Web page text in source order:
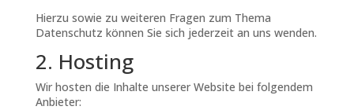
Hierzu sowie zu weiteren Fragen zum Thema
Datenschutz können Sie sich jederzeit an uns wenden.
2. Hosting
Wir hosten die Inhalte unserer Website bei folgendem
Anbieter: